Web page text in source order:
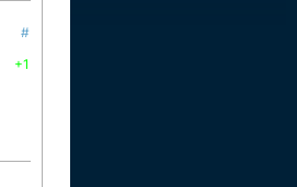
#
+1